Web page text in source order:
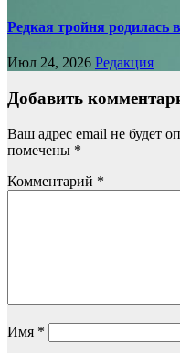
Редкая тройня родилась
Июл 24, 2026 Редакция
Добавить
Ваш адрес email не будет
помечены *
Комментарий *
Имя *